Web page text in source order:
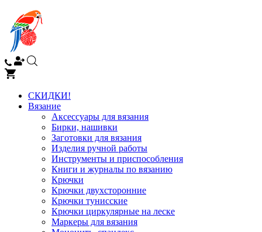
СКИДКИ!
Вязание
Аксессуары для вязания
Бирки, нашивки
Заготовки для вязания
Изделия ручной работы
Инструменты и приспособления
Книги и журналы по вязанию
Крючки
Крючки двухсторонние
Крючки тунисские
Крючки циркулярные на леске
Маркеры для вязания